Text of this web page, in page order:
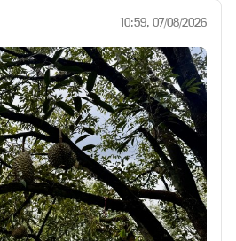
10:59, 07/08/2026